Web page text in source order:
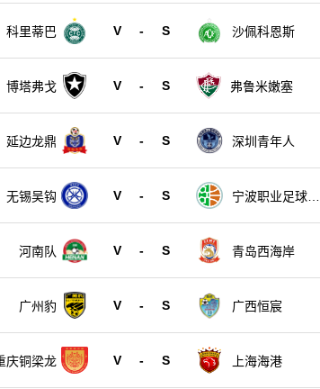
科里蒂巴 V - S 沙佩科恩斯
博塔弗戈 V - S 弗鲁米嫩塞
延边龙鼎 V - S 深圳青年人
无锡吴钩 V - S
宁波职业足球俱
河南队 V - S 青岛西海岸
广州豹 V - S 广西恒宸
庆铜梁龙 V - S 上海海港